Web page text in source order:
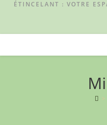
ÉTINCELANT : VOTRE
>